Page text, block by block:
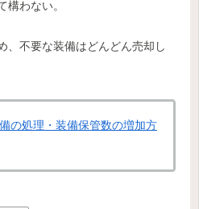
構わない。
、不要な装備はどんどん売却し
の処理・装備保管数の増加方